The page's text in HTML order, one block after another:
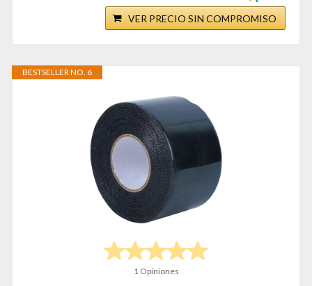
VER PRECIO SIN COMPROMISO
BESTSELLER NO. 6
1 Opiniones